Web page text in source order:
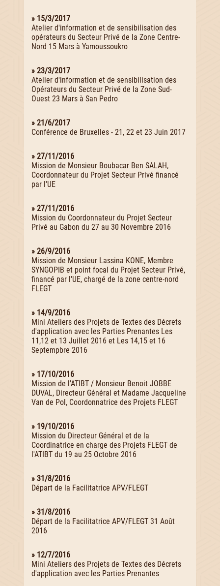
» 15/3/2017
Atelier d'information et de sensibilisation des
opérateurs du Secteur Privé de la Zone Centre-
Nord 15 Mars à Yamoussoukro
» 23/3/2017
Atelier d'information et de sensibilisation des
Opérateurs du Secteur Privé de la Zone Sud-
Ouest 23 Mars à San Pedro
» 21/6/2017
Conférence de Bruxelles - 21, 22 et 23 Juin 2017
» 27/11/2016
Mission de Monsieur Boubacar Ben SALAH,
Coordonnateur du Projet Secteur Privé financé
par l'UE
» 27/11/2016
Mission du Coordonnateur du Projet Secteur
Privé au Gabon du 27 au 30 Novembre 2016
» 26/9/2016
Mission de Monsieur Lassina KONE, Membre
SYNGOPIB et point focal du Projet Secteur Privé,
financé par l'UE, chargé de la zone centre-nord
FLEGT
» 14/9/2016
Mini Ateliers des Projets de Textes des Décrets
d'application avec les Parties Prenantes Les
11,12 et 13 Juillet 2016 et Les 14,15 et 16
Septempbre 2016
» 17/10/2016
Mission de l'ATIBT / Monsieur Benoit JOBBE
DUVAL, Directeur Général et Madame Jacqueline
Van de Pol, Coordonnatrice des Projets FLEGT
» 19/10/2016
Mission du Directeur Général et de la
Coordinatrice en charge des Projets FLEGT de
l'ATIBT du 19 au 25 Octobre 2016
» 31/8/2016
Départ de la Facilitatrice APV/FLEGT
» 31/8/2016
Départ de la Facilitatrice APV/FLEGT 31 Août
2016
» 12/7/2016
Mini Ateliers des Projets de Textes des Décrets
d'application avec les Parties Prenantes